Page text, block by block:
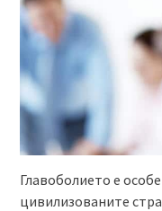
Главоболието е
цивилизованите